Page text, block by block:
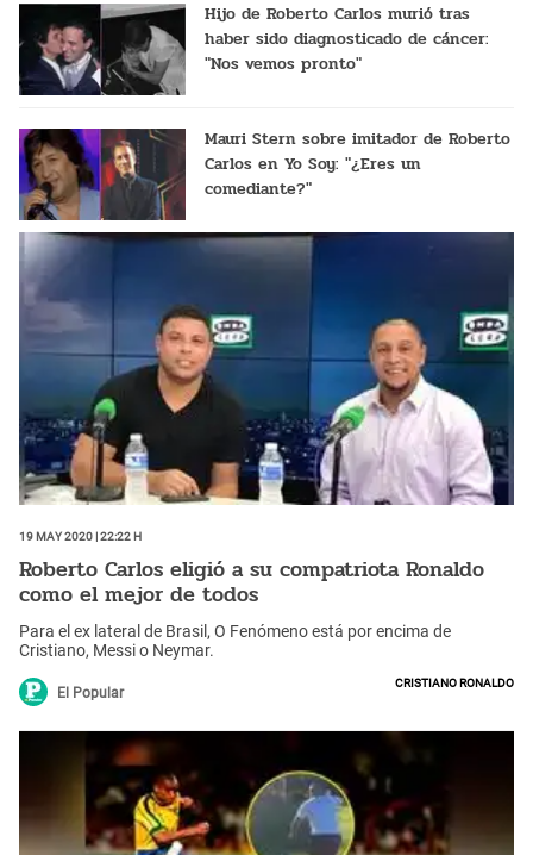
Hijo de Roberto Carlos murió tras
haber sido diagnosticado de cáncer:
"Nos vemos pronto"
Mauri Stern sobre imitador de Roberto
Carlos en Yo Soy: "¿Eres un
comediante?"
19 May 2020 | 22:22 h
Roberto Carlos eligió a su compatriota Ronaldo
como el mejor de todos
Para el ex lateral de Brasil, O Fenómeno está por encima de
Cristiano, Messi o Neymar.
El Popular
Cristiano Ronaldo